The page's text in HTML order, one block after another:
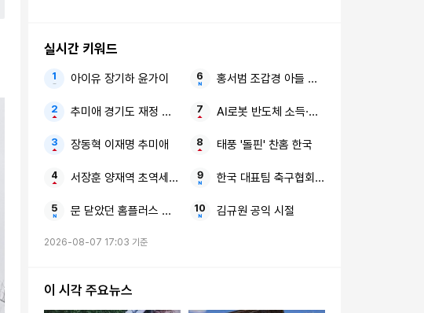
실시간 키워드
아이유 장기하 윤가이
추미애 경기도 재정 이재명
장동혁 이재명 추미애
서장훈 양재역 초역세권 건물 이숙캠
문 닫았던 홈플러스 가오픈 식품 중심
홍서범 조갑경 아들 사생활 논란
AI로봇 반도체 소득·법인세 특례
태풍 '돌핀' 찬홈 한국
한국 대표팀 축구협회 7경기 무패신화
김규원 공익 시절
2026-08-07 17:03 기준
이 시각 주요뉴스